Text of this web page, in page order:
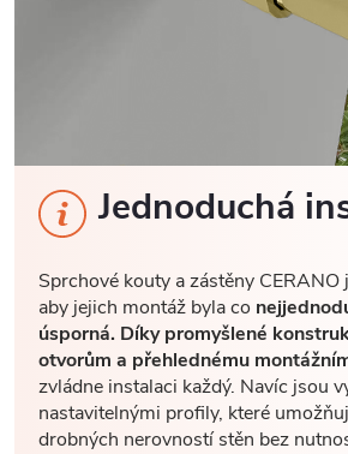
Jednoduchá
Sprchové kouty a zástěny CERANO
aby jejich montáž byla co
úsporná. Díky promyšlené
otvorům a přehlednému
zvládne instalaci každý. Navíc jsou
nastavitelnými profily, které
drobných nerovností stěn bez